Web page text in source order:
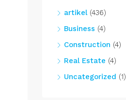
artikel(436)
Business (4)
Construction (4)
Real Estate (4)
Uncategorized (1)